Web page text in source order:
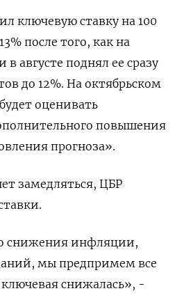
ключевую ставку на 100
после того, как на
августе поднял ее сразу
до 12%. На октябрьском
оценивать
повышения
прогноза».
замедляться, ЦБР
снижения инфляции,
мы предпримем все
снижалась», -